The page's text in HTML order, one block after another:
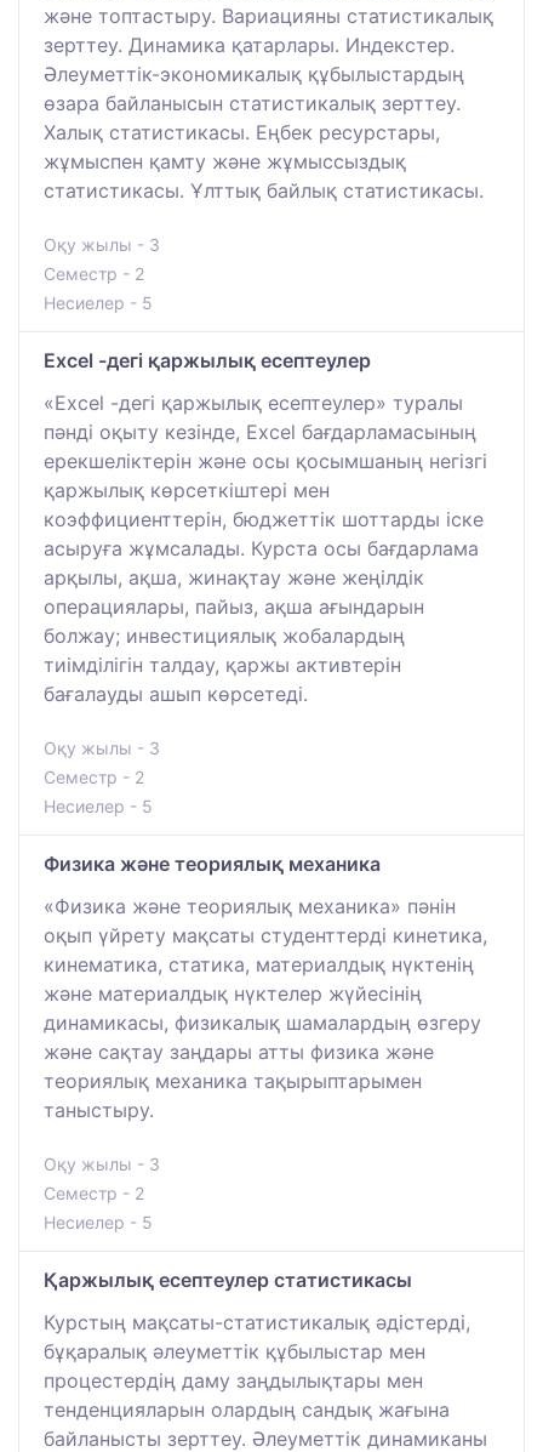
және топтастыру. Вариацияны статистикалық
зерттеу. Динамика қатарлары. Индекстер.
Әлеуметтік-экономикалық құбылыстардың
өзара байланысын статистикалық зерттеу.
Халық статистикасы. Еңбек ресурстары,
жұмыспен қамту және жұмыссыздық
статистикасы. Ұлттық байлық статистикасы.
Оқу жылы - 3
Семестр - 2
Несиелер - 5
Excel -дегі қаржылық есептеулер
«Excel -дегі қаржылық есептеулер» туралы
пәнді оқыту кезінде, Excel бағдарламасының
ерекшеліктерін және осы қосымшаның негізгі
қаржылық көрсеткіштері мен
коэффициенттерін, бюджеттік шоттарды іске
асыруға жұмсалады. Курста осы бағдарлама
арқылы, ақша, жинақтау және жеңілдік
операциялары, пайыз, ақша ағындарын
болжау; инвестициялық жобалардың
тиімділігін талдау, қаржы активтерін
бағалауды ашып көрсетеді.
Оқу жылы - 3
Семестр - 2
Несиелер - 5
Физика және теориялық механика
«Физика және теориялық механика» пәнін
оқып үйрету мақсаты студенттерді кинетика,
кинематика, статика, материалдық нүктенің
және материалдық нүктелер жүйесінің
динамикасы, физикалық шамалардың өзгеру
және сақтау заңдары атты физика және
теориялық механика тақырыптарымен
таныстыру.
Оқу жылы - 3
Семестр - 2
Несиелер - 5
Қаржылық есептеулер статистикасы
Курстың мақсаты-статистикалық әдістерді,
бұқаралық әлеуметтік құбылыстар мен
процестердің даму заңдылықтары мен
тенденцияларын олардың сандық жағына
байланысты зерттеу. Әлеуметтік динамиканы